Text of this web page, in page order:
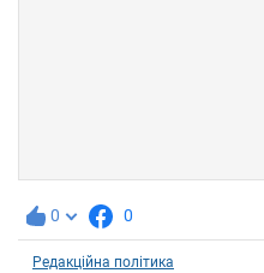
0 0
Редакційна політика